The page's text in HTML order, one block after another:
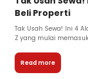
Beli Properti
Tak Usah Sewa! Ini 4
Z yang mulai
Read more